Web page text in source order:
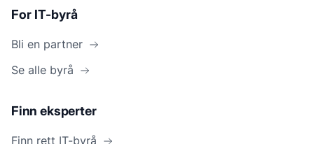
For IT-byrå
Bli en partner
Se alle byrå
Finn eksperter
Finn rett IT-byrå